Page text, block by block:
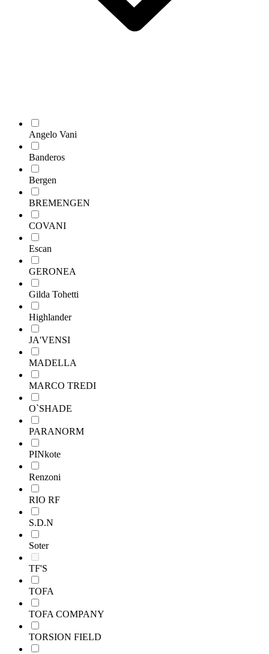
Angelo Vani
Banderos
Bergen
BREMENGEN
COVANI
Escan
GERONEA
Gilda Tohetti
Highlander
JA'VENSI
MADELLA
MARCO TREDI
O`SHADE
PARANORM
PINkote
Renzoni
RIO RF
S.D.N
Soter
TF'S
TOFA
TOFA COMPANY
TORSION FIELD